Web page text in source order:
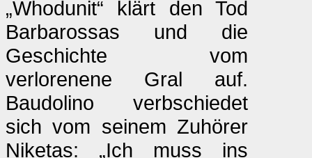
„Whodunit“ klärt den Tod
Barbarossas und die
Geschichte vom
verlorenene Gral auf.
Baudolino verbschiedet
sich vom seinem Zuhörer
Niketas: „Ich muss ins